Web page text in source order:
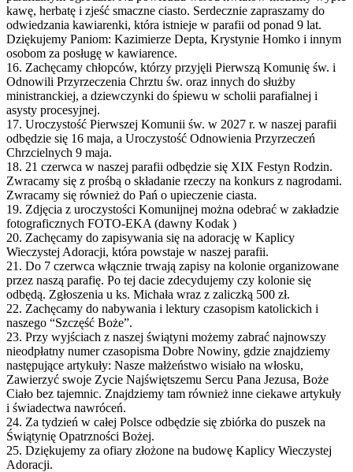
kawę, herbatę i zjeść smaczne ciasto. Serdecznie zapraszamy do
odwiedzania kawiarenki, która istnieje w parafii od ponad 9 lat.
Dziękujemy Paniom: Kazimierze Depta, Krystynie Homko i innym
osobom za posługę w kawiarence.
16. Zachęcamy chłopców, którzy przyjęli Pierwszą Komunię św. i
Odnowili Przyrzeczenia Chrztu św. oraz innych do służby
ministranckiej, a dziewczynki do śpiewu w scholii parafialnej i
asysty procesyjnej.
17. Uroczystość Pierwszej Komunii św. w 2027 r. w naszej parafii
odbędzie się 16 maja, a Uroczystość Odnowienia Przyrzeczeń
Chrzcielnych 9 maja.
18. 21 czerwca w naszej parafii odbędzie się XIX Festyn Rodzin.
Zwracamy się z prośbą o składanie rzeczy na konkurs z nagrodami.
Zwracamy się również do Pań o upieczenie ciasta.
19. Zdjęcia z uroczystości Komunijnej można odebrać w zakładzie
fotograficznych FOTO-EKA (dawny Kodak )
20. Zachęcamy do zapisywania się na adorację w Kaplicy
Wieczystej Adoracji, która powstaje w naszej parafii.
21. Do 7 czerwca włącznie trwają zapisy na kolonie organizowane
przez naszą parafię. Po tej dacie zdecydujemy czy kolonie się
odbędą. Zgłoszenia u ks. Michała wraz z zaliczką 500 zł.
22. Zachęcamy do nabywania i lektury czasopism katolickich i
naszego “Szczęść Boże”.
23. Przy wyjściach z naszej świątyni możemy zabrać najnowszy
nieodpłatny numer czasopisma Dobre Nowiny, gdzie znajdziemy
następujące artykuły: Nasze małżeństwo wisiało na włosku,
Zawierzyć swoje Zycie Najświętszemu Sercu Pana Jezusa, Boże
Ciało bez tajemnic. Znajdziemy tam również inne ciekawe artykuły
i świadectwa nawróceń.
24. Za tydzień w całej Polsce odbędzie się zbiórka do puszek na
Świątynię Opatrzności Bożej.
25. Dziękujemy za ofiary złożone na budowę Kaplicy Wieczystej
Adoracji.